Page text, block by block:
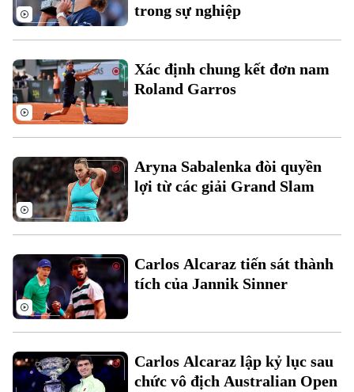
Xu hướng
Chuyên mục
trong sự nghiệp
Xác định chung kết đơn nam
Roland Garros
Aryna Sabalenka đòi quyền
lợi từ các giải Grand Slam
Carlos Alcaraz tiến sát thành
tích của Jannik Sinner
Carlos Alcaraz lập kỷ lục sau
chức vô địch Australian Open